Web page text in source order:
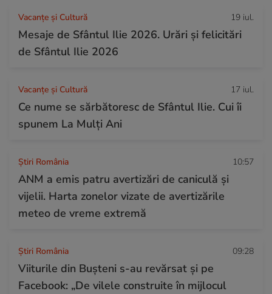
Vacanțe și Cultură 19 iul.
Mesaje de Sfântul Ilie 2026. Urări și felicitări
de Sfântul Ilie 2026
Vacanțe și Cultură 17 iul.
Ce nume se sărbătoresc de Sfântul Ilie. Cui îi
spunem La Mulți Ani
Știri România 10:57
ANM a emis patru avertizări de caniculă și
vijelii. Harta zonelor vizate de avertizările
meteo de vreme extremă
Știri România 09:28
Viiturile din Bușteni s-au revărsat și pe
Facebook: „De vilele construite în mijlocul